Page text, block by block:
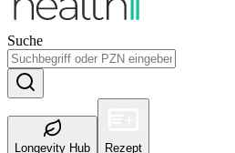
Suche
Longevity Hub Rezept